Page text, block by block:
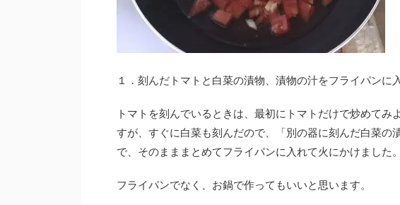
１．刻んだトマトと白菜の漬物、漬物の汁をフライパンに
トマトを刻んでいるときは、最初にトマトだけで炒めてみ
すが、すぐに白菜も刻んだので、「別の器に刻んだ白菜の
で、そのまままとめてフライパンに入れて火にかけました。
フライパンでなく、お鍋で作ってもいいと思います。